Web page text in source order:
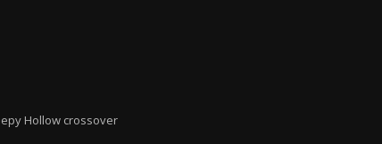
Hollow crossover